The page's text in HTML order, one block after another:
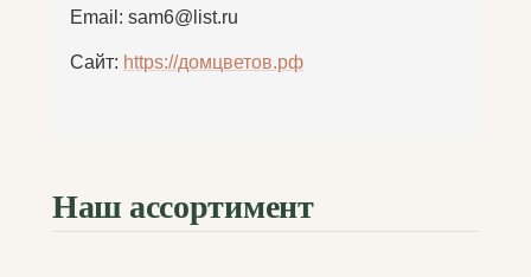
Email: sam6@list.ru
Сайт: https://домцветов.рф
Наш ассортимент